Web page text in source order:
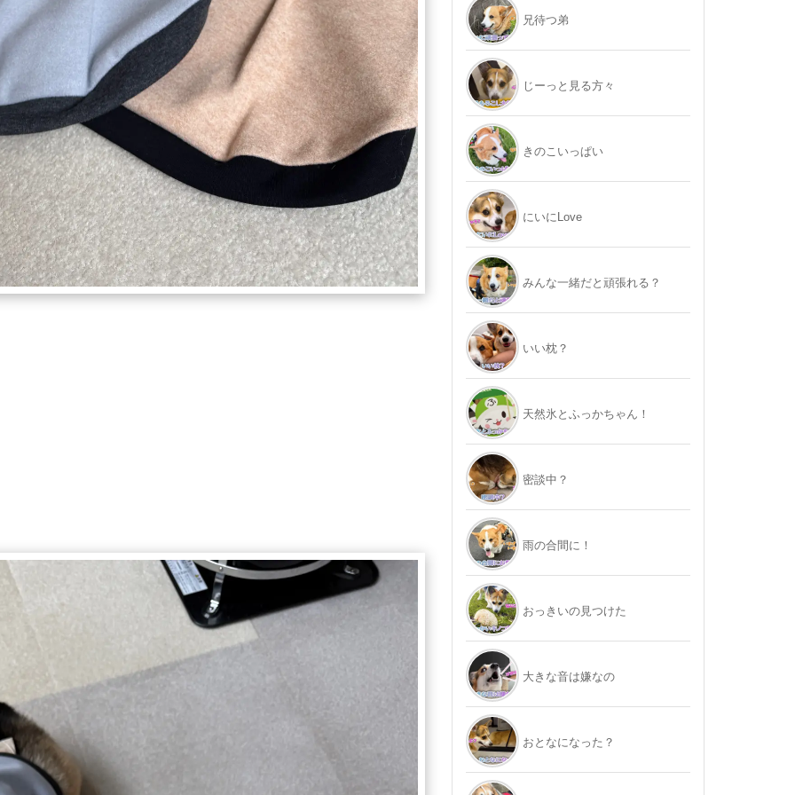
兄待つ弟
じーっと見る方々
きのこいっぱい
にいにLove
みんな一緒だと頑張れる？
いい枕？
天然氷とふっかちゃん！
密談中？
雨の合間に！
おっきいの見つけた
大きな音は嫌なの
おとなになった？